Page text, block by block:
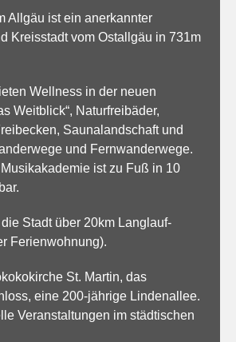
Allgäu ist ein anerkannter
Kreisstadt vom Ostallgäu in 731m
Wellness in der neuen
Weitblick“, Naturfreibäder,
Saunalandschaft und
und Fernwanderwege.
ist zu Fuß in 10
die Stadt über 20km Langlauf-
Ferienwohnung).
St. Martin, das
eine 200-jährige Lindenallee.
Veranstaltungen im städtischen